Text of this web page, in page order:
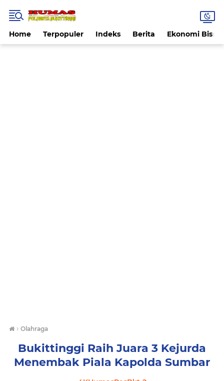
Home Terpopuler Indeks Berita Ekonomi Bisnis
› Olahraga
Bukittinggi Raih Juara 3 Kejurda
Menembak Piala Kapolda Sumbar